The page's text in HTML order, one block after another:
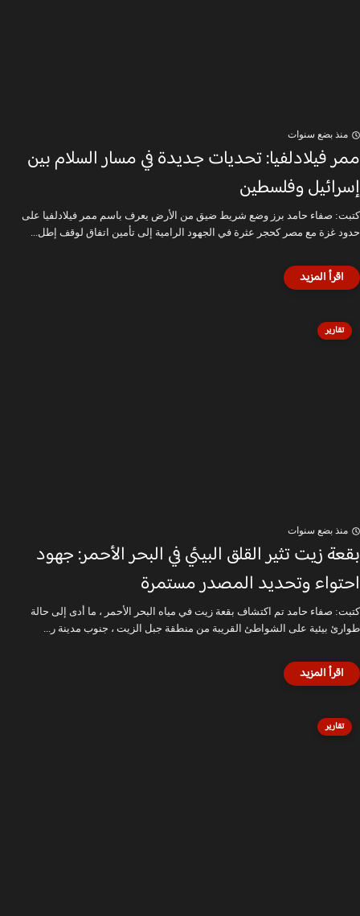
منذ بضع سنوات
ممر فيلادلفيا: تحديات جديدة في مسار السلام بين
إسرائيل وفلسطين
كتبت: صفاء حامد برز وضع شريط ضيق من الأرض يعرف باسم ممر فيلادلفيا على
حدود غزة مع مصر كحجر عثرة في الجهود الرامية إلى تأمين اتفاق لوقف إطل...
تقارير
منذ بضع سنوات
بقعة زيت تثير القلق البيئي في البحر الأحمر: جهود
احتواء وتحديد المصدر مستمرة
كتبت: صفاء حامد تم اكتشاف بقعة زيت في مياه البحر الأحمر ، ما أدى إلى حالة
طوارئ بيئية على الشواطئ القريبة من منطقة جبل الزيت ، جنوب مدينة ر...
تقارير